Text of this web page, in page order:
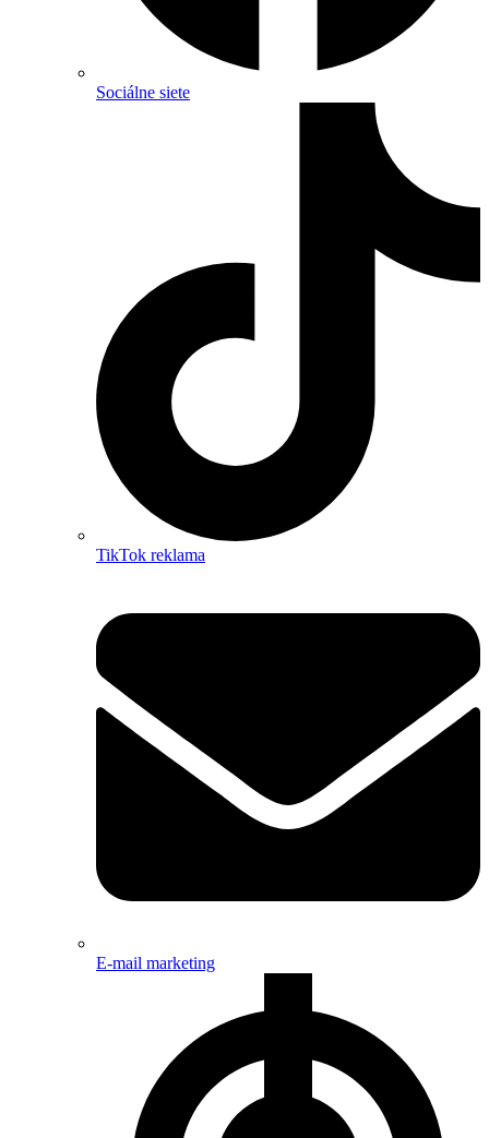
Sociálne siete
TikTok reklama
E-mail marketing